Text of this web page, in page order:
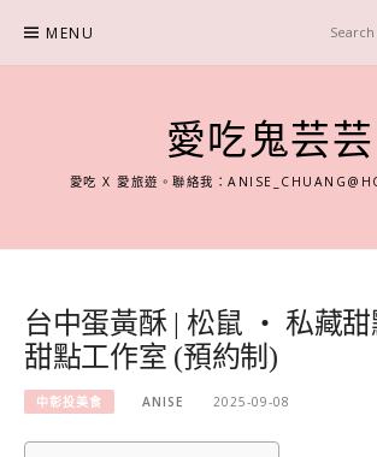
content
MENU
愛吃鬼芸芸
愛吃 X 愛旅遊。聯絡我：
台中蛋黃酥 | 松鼠 ‧ 私藏
甜點工作室 (預約制)
中彰投美食 ANISE 2025-09-08